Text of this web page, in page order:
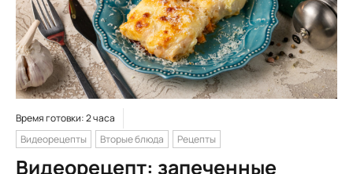
Время готовки: 2 часа
Видеорецепты
Вторые блюда Рецепты
Видеорецепт: запеченные